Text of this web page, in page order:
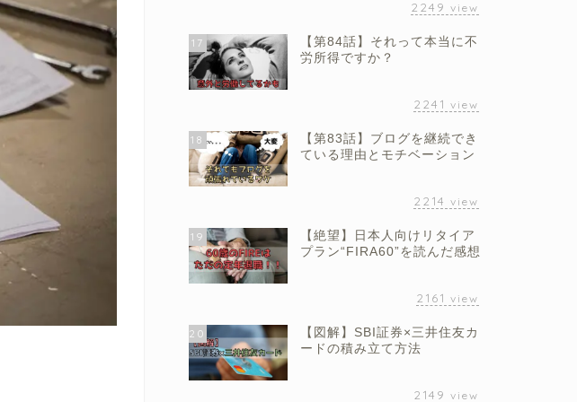
2249 view
17
【第84話】それって本当に不
労所得ですか？
2241 view
18
【第83話】ブログを継続でき
ている理由とモチベーション
2214 view
19
【絶望】日本人向けリタイア
プラン“FIRA60”を読んだ感想
2161 view
20
【図解】SBI証券×三井住友カ
ードの積み立て方法
2149 view